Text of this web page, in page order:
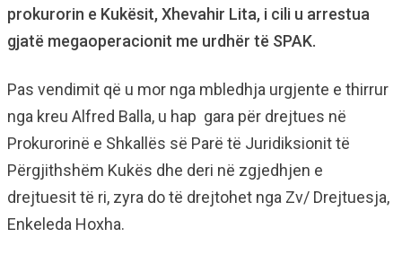
prokurorin e Kukësit, Xhevahir Lita, i cili u arrestua
gjatë megaoperacionit me urdhër të SPAK.
Pas vendimit që u mor nga mbledhja urgjente e thirrur
nga kreu Alfred Balla, u hap gara për drejtues në
Prokurorinë e Shkallës së Parë të Juridiksionit të
Përgjithshëm Kukës dhe deri në zgjedhjen e
drejtuesit të ri, zyra do të drejtohet nga Zv/ Drejtuesja,
Enkeleda Hoxha.